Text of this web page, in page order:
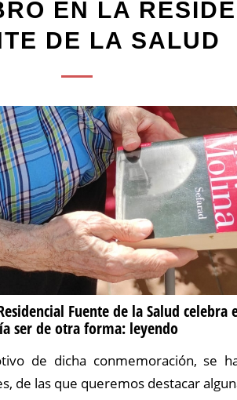
EN LA
DE LA SALUD
Fuente de la Salud celebra
ser de otra forma: leyendo
de dicha conmemoración, se
de las que queremos destacar